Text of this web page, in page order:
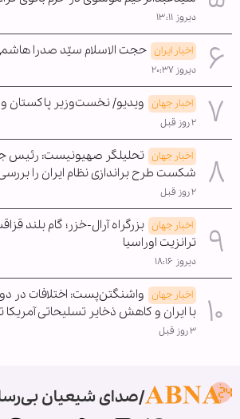
دیروز ۱۳:۱۱
اخبار ایران حجت الاسلام سیّد صدرا
دیروز ۲۰:۳۷
اخبار جهان ویدیو/ نخست‌وزیر پاکستان
۲ روز قبل
اخبار جهان تحلیلگر صهیونیست: رئیس
شکست طرح براندازی نظام ایران را
۲ روز قبل
اخبار جهان بزرگراه آرال-خزر؛ گام بلند
ترانزیت اوراسیا
دیروز ۱۸:۱۶
اخبار جهان واشنگتن‌پست: اختلافات در
با ایران و کاهش ذخایر تسلیحاتی
۳ روز قبل
صدای شیعیان